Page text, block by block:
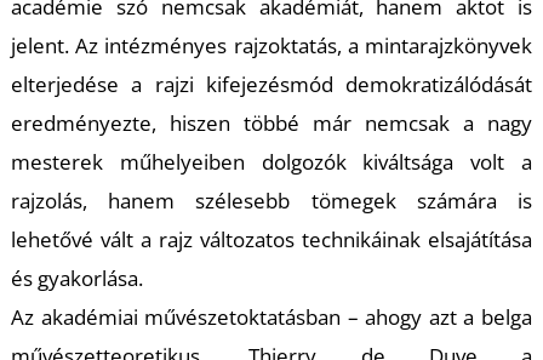
académie szó nemcsak akadémiát, hanem aktot is
jelent. Az intézményes rajzoktatás, a mintarajzkönyvek
elterjedése a rajzi kifejezésmód demokratizálódását
eredményezte, hiszen többé már nemcsak a nagy
mesterek műhelyeiben dolgozók kiváltsága volt a
rajzolás, hanem szélesebb tömegek számára is
lehetővé vált a rajz változatos technikáinak elsajátítása
és gyakorlása.
Az akadémiai művészetoktatásban – ahogy azt a belga